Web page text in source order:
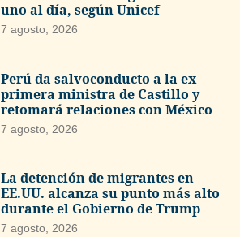
uno al día, según Unicef
7 agosto, 2026
Perú da salvoconducto a la ex
primera ministra de Castillo y
retomará relaciones con México
7 agosto, 2026
La detención de migrantes en
EE.UU. alcanza su punto más alto
durante el Gobierno de Trump
7 agosto, 2026